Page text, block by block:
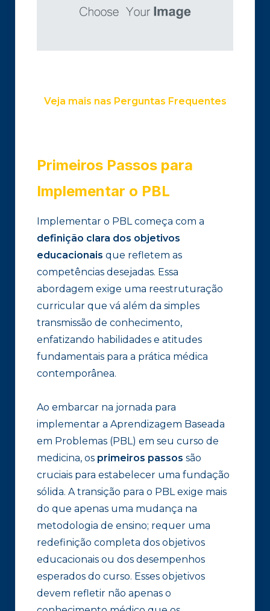
Veja mais nas Perguntas Frequentes
Primeiros Passos para
Implementar o PBL
Implementar o PBL começa com a
definição clara dos objetivos
educacionais que refletem as
competências desejadas. Essa
abordagem exige uma reestruturação
curricular que vá além da simples
transmissão de conhecimento,
enfatizando habilidades e atitudes
fundamentais para a prática médica
contemporânea.
Ao embarcar na jornada para
implementar a Aprendizagem Baseada
em Problemas (PBL) em seu curso de
medicina, os primeiros passos são
cruciais para estabelecer uma fundação
sólida. A transição para o PBL exige mais
do que apenas uma mudança na
metodologia de ensino; requer uma
redefinição completa dos objetivos
educacionais ou dos desempenhos
esperados do curso. Esses objetivos
devem refletir não apenas o